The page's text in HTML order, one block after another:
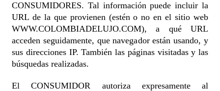
CONSUMIDORES. Tal información puede incluir la
URL de la que provienen (estén o no en el sitio web
WWW.COLOMBIADELUJO.COM), a qué URL
acceden seguidamente, que navegador están usando, y
sus direcciones IP. También las páginas visitadas y las
búsquedas realizadas.
El CONSUMIDOR autoriza expresamente al